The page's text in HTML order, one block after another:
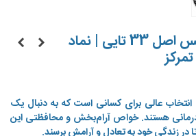
خرید تسبیح اونیکس اصل 33 تایی | نماد
عالی برای کسانی است که به دنبال یک
هستند. خواص آرام‌بخش و محافظتی این
در زندگی خود به تعادل و آرامش برسند.